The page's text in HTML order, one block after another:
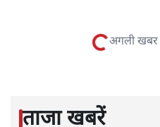
सत्य हिन्दी ऐपडाउनलोड